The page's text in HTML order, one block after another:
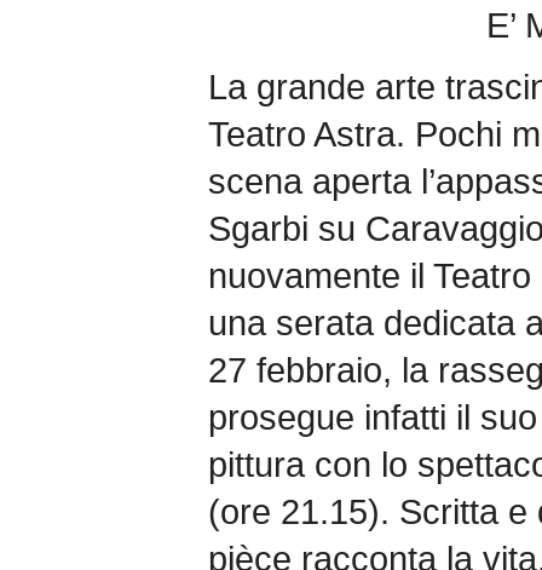
E’
La grande arte
Teatro Astra. Pochi
scena aperta
Sgarbi su
nuovamente il
una serata dedicata
27 febbraio, la
prosegue infatti il
pittura con lo
(ore 21.15). Scritta e
pièce racconta la